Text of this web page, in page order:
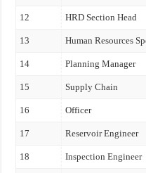
12 HRD Section Head
13 Human Resources
14 Planning Manager
15 Supply Chain
16 Officer
17 Reservoir Engineer
18 Inspection Engineer